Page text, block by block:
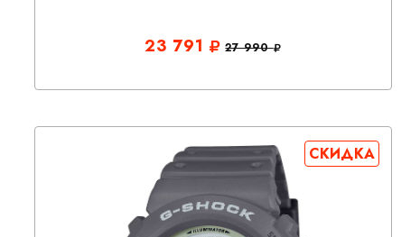
23 791 27 990
СКИДКА